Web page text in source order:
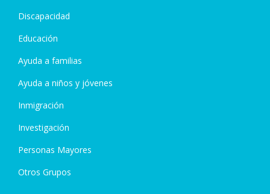
Discapacidad
Educación
Ayuda a familias
Ayuda a niños y jóvenes
Inmigración
Investigación
Personas Mayores
Otros Grupos